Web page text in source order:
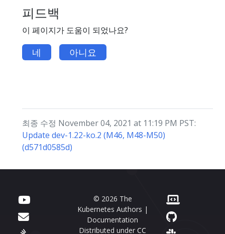
피드백
이 페이지가 도움이 되었나요?
네 아니요
최종 수정 November 04, 2021 at 11:19 PM PST:
Update dev-1.22-ko.2 (M46, M48-M50)
(d571d0585d)
© 2026 The
Kubernetes Authors |
Documentation
Distributed under CC